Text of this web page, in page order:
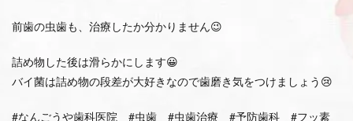
前歯の虫歯も、治療したか分かりません😉
詰め物した後は滑らかにします😀
バイ菌は詰め物の段差が大好きなので歯磨き気をつけましょう😢
#なんごうや歯科医院 #虫歯 #虫歯治療 #予防歯科 #フッ素